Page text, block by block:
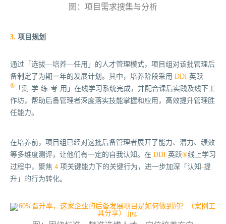
图：项目需求搜集与分析
3. 项目规划
通过「选拔—培养—任用」的人才管理模式，项目组对该批管理后
备制定了为期一年的发展计划。其中，培养阶段采用 DDI 英跃
® 「 测 -学-练-考-用」 在线学习系统完成，并配合课后实践及线下工
作坊，帮助后备管理者深度落实技能掌握和应用，高效提升管理胜
任能力。
在培养前，项目组已经对这批后备管理者展开了能力、潜力、绩效
等多维度测评，让他们有一定的自我认知。在 DDI 英跃®线上学习
过程中，聚焦 4 项关键能力下的关键行为，进一步加深「 认知-提
升」 的行为转化。